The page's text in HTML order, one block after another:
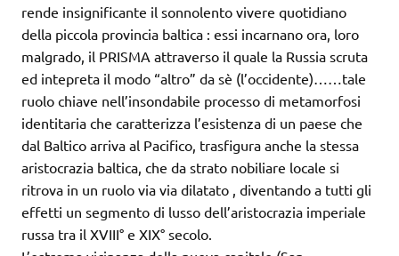
rende insignificante il sonnolento vivere quotidiano
della piccola provincia baltica : essi incarnano ora, loro
malgrado, il PRISMA attraverso il quale la Russia scruta
ed intepreta il modo “altro” da sè (l’occidente)……tale
ruolo chiave nell’insondabile processo di metamorfosi
identitaria che caratterizza l’esistenza di un paese che
dal Baltico arriva al Pacifico, trasfigura anche la stessa
aristocrazia baltica, che da strato nobiliare locale si
ritrova in un ruolo via via dilatato , diventando a tutti gli
effetti un segmento di lusso dell’aristocrazia imperiale
russa tra il XVIII° e XIX° secolo.